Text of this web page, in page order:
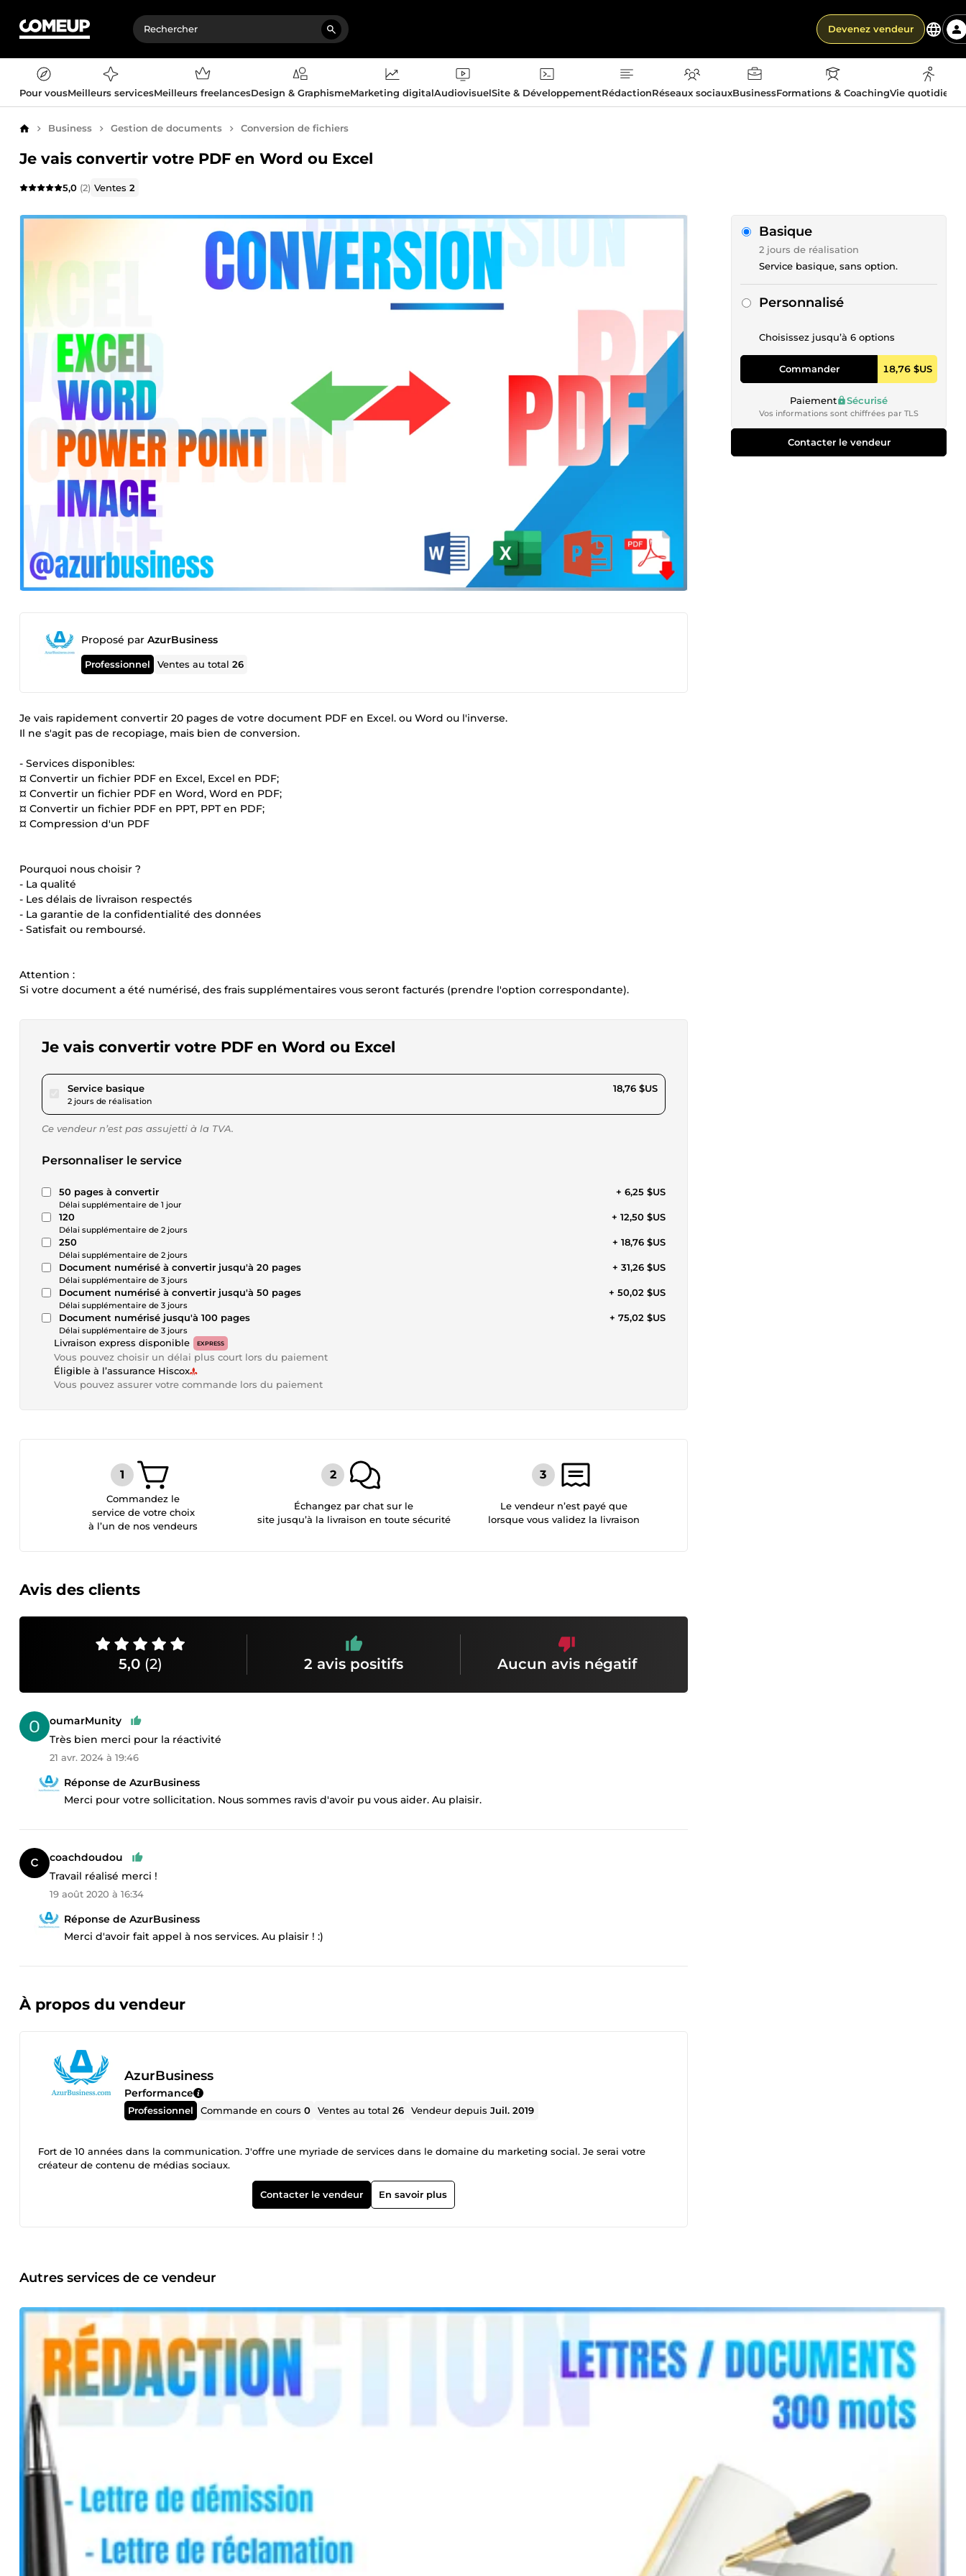
Devenez vendeur
Pour vousMeilleurs servicesMeilleurs freelancesDesign & GraphismeMarketing digitalAudiovisuelSite & DéveloppementRédactionRéseaux sociauxBusinessFormations & CoachingVie
AccueilBusiness Gestion de documents Conversion de fichiers
Je vais convertir votre PDF en Word ou Excel
5,0 (2) Ventes2
Proposé par AzurBusiness
Professionnel Ventes au total26
Je vais rapidement convertir 20 pages de votre document PDF en Excel. ou Word ou l'inverse.
Il ne s'agit pas de recopiage, mais bien de conversion.
- Services disponibles:
¤ Convertir un fichier PDF en Excel, Excel en PDF;
¤ Convertir un fichier PDF en Word, Word en PDF;
¤ Convertir un fichier PDF en PPT, PPT en PDF;
¤ Compression d'un PDF
Pourquoi nous choisir ?
- La qualité
- Les délais de livraison respectés
- La garantie de la confidentialité des données
- Satisfait ou remboursé.
Attention :
Si votre document a été numérisé, des frais supplémentaires vous seront facturés (prendre l'option correspondante).
Je vais convertir votre PDF en Word ou Excel
Service basiquepour 17,29 $US
2 jours de réalisation
18,76 $US
Ce vendeur n’est pas assujetti à la TVA.
Personnaliser le service
50 pages à convertir
Délai supplémentaire de 1 jour
+ 6,25 $US
120
Délai supplémentaire de 2 jours
+ 12,50 $US
250
Délai supplémentaire de 2 jours
+ 18,76 $US
Document numérisé à convertir jusqu'à 20 pages
Délai supplémentaire de 3 jours
+ 31,26 $US
Document numérisé à convertir jusqu'à 50 pages
Délai supplémentaire de 3 jours
+ 50,02 $US
Document numérisé jusqu'à 100 pages
Délai supplémentaire de 3 jours
+ 75,02 $US
Livraison express disponible EXPRESS
Vous pouvez choisir un délai plus court lors du paiement
Éligible à l’assurance Hiscox
Vous pouvez assurer votre commande lors du paiement
Basique
2 jours de réalisation
Service basique, sans option.
Personnalisé
Choisissez jusqu’à 6 options
Commander 18,76 $US
Paiement Sécurisé
Vos informations sont chiffrées par TLS
Contacter le vendeur
Commandez le
service de votre choix
à l’un de nos vendeurs
Échangez par chat sur le
site jusqu’à la livraison en toute sécurité
Le vendeur n’est payé que
lorsque vous validez la livraison
Avis des clients
5,0 (2) 2 avis positifs Aucun avis négatif
oumarMunity
Très bien merci pour la réactivité
21 avr. 2024 à 19:46
Réponse de AzurBusiness
Merci pour votre sollicitation. Nous sommes ravis d'avoir pu vous aider. Au plaisir.
coachdoudou
Travail réalisé merci !
19 août 2020 à 16:34
Réponse de AzurBusiness
Merci d'avoir fait appel à nos services. Au plaisir ! :)
À propos du vendeur
AzurBusiness
Performance
Professionnel Commande en cours0 Ventes au total26 Vendeur depuisJuil. 2019
Fort de 10 années dans la communication. J'offre une myriade de services dans le domaine du marketing social. Je serai votre
créateur de contenu de médias sociaux.
Contacter le vendeur En savoir plus
Autres services de ce vendeur